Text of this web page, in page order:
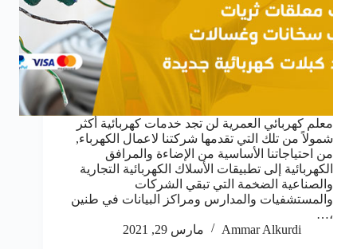
معلم كهربائي العمرية لن تجد خدمات كهربائية أكثر
شمولاً من تلك التي تقدمها شركتنا لاعمال الكهرباء,
من احتياجاتنا الأساسية من الإضاءة والمرافق
الكهربائية إلى تطبيقات الأسلاك الكهربائية التجارية
والصناعية الضخمة التي تبقي الشركات
والمستشفيات والمدارس ومراكز البيانات في طنين
،…
Ammar Alkurdi
مارس 29, 2021